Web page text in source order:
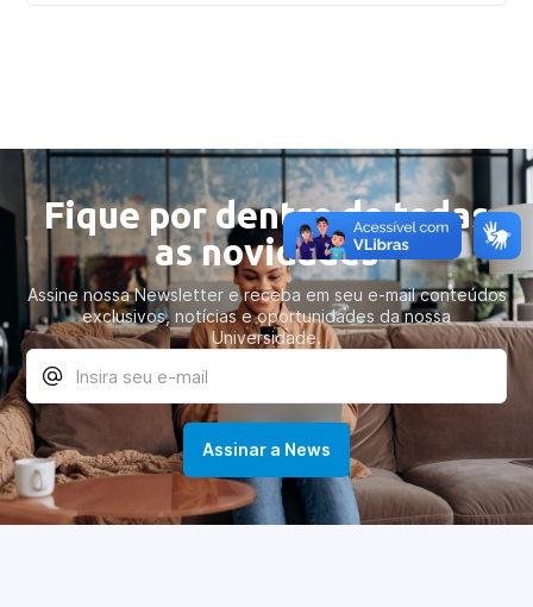
Fique por dentro de todas
as novidades
Assine nossa Newsletter e receba em seu e-mail conteúdos
exclusivos, notícias e oportunidades da nossa
Universidade.